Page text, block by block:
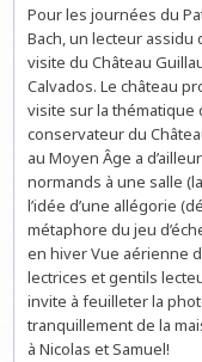
Pour les journées du
Bach, un lecteur assidu
visite du Château
Calvados. Le château
visite sur la thématique
conservateur du
au Moyen Âge a
normands à une salle
l’idée d’une allégorie
métaphore du jeu
en hiver Vue aérienne
lectrices et gentils
invite à feuilleter la
tranquillement de la
à Nicolas et Samuel!